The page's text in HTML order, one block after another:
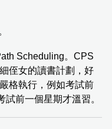
Scheduling。CPS
侄女的讀書計劃，好
格執行，例如考試前
前一個星期才溫習。